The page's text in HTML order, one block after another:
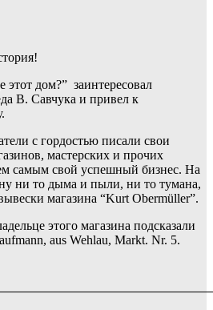
этот дом?” заинтересовал
В. Савчука и привел к
с гордостью писали свои
мастерских и прочих
самым свой успешный бизнес. На
ни то дыма и пыли, ни то тумана,
магазина “Kurt Obermüller”.
этого магазина подсказали
aus Wehlau, Markt. Nr. 5.